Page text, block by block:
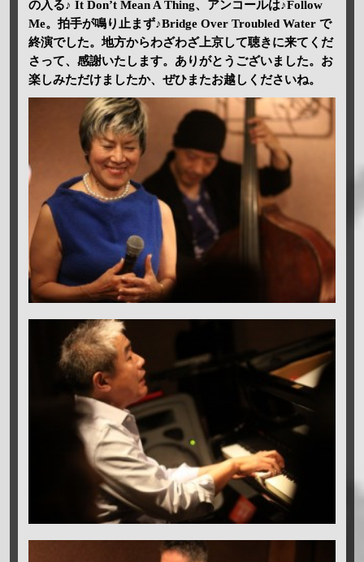
の入る♪ It Don’t Mean A Thing、アンコールは♪Follow
Me。拍手が鳴り止まず♪Bridge Over Troubled Water で
終演でした。地方からわざわざ上京して聴きに来てくだ
さって、感謝いたします。ありがとうございました。お
楽しみただけましたか、ぜひまたお越しくださいね。